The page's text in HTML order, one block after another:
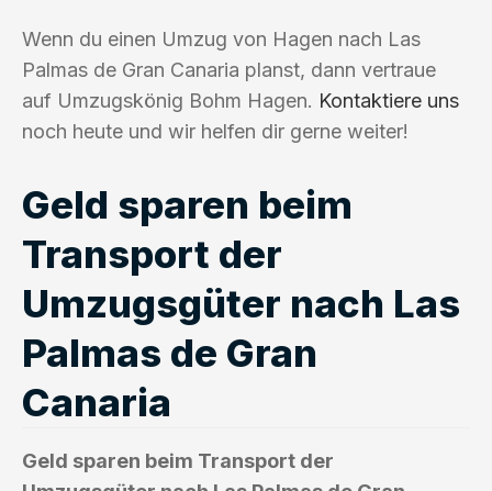
Wenn du einen Umzug von Hagen nach Las
Palmas de Gran Canaria planst, dann vertraue
auf Umzugskönig Bohm Hagen. Kontaktiere uns
noch heute und wir helfen dir gerne weiter!
Geld sparen beim
Transport der
Umzugsgüter nach Las
Palmas de Gran
Canaria
Geld sparen beim Transport der